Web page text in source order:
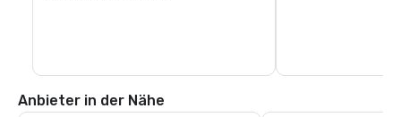
ist die Heimat des
Anbieter in der Nähe